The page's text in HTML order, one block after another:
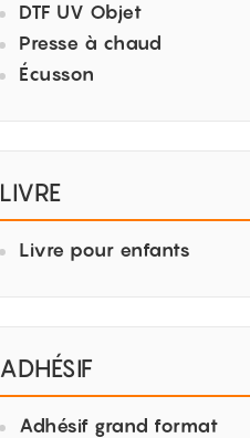
DTF UV Objet
Presse à chaud
Écusson
LIVRE
Livre pour enfants
ADHÉSIF
Adhésif grand format